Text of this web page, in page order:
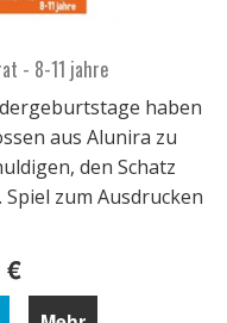
- 8-11 jahre
haben
aus Alunira zu
den Schatz
zum Ausdrucken
€